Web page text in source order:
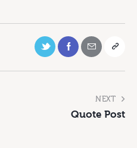
NEXT
Quote Post